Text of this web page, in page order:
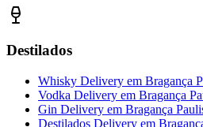
Destilados
Whisky Delivery em Bragança
Vodka Delivery em Bragança
Gin Delivery em Bragança
Destilados Delivery em